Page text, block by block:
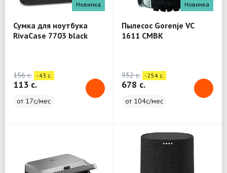
Новинка
Сумка для ноутбука
RivaCase 7703 black
156 c. - 43 c.
113 c.
от 17с/мес
Новинка
Пылесос Gorenje VC
1611 CMBK
932 c. - 254 c.
678 c.
от 104с/мес